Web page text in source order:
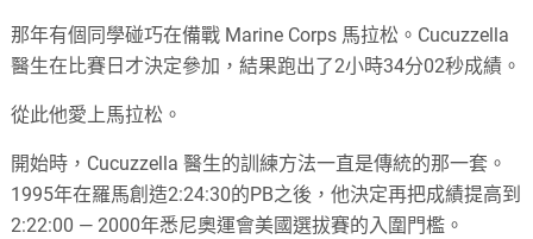
那年有個同學碰巧在備戰 Marine Corps 馬拉松。Cucuzzella
醫生在比賽日才決定參加，結果跑出了2小時34分02秒成績。
從此他愛上馬拉松。
開始時，Cucuzzella 醫生的訓練方法一直是傳統的那一套。
1995年在羅馬創造2:24:30的PB之後，他決定再把成績提高到
2:22:00 — 2000年悉尼奧運會美國選拔賽的入圍門檻。